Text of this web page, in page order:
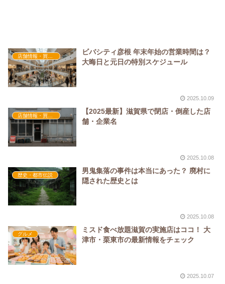
ビバシティ彦根 年末年始の営業時間は？
大晦日と元日の特別スケジュール
2025.10.09
【2025最新】滋賀県で閉店・倒産した店
舗・企業名
2025.10.08
歴史・都市伝説
男鬼集落の事件は本当にあった？ 廃村に
隠された歴史とは
2025.10.08
グルメ
ミスド食べ放題滋賀の実施店はココ！ 大
津市・栗東市の最新情報をチェック
2025.10.07